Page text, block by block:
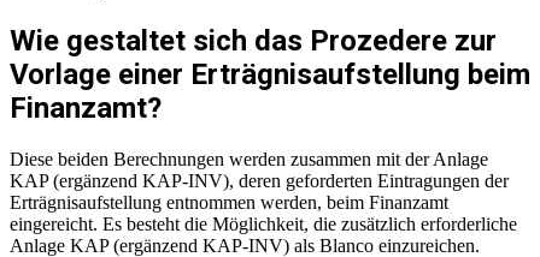
Wie gestaltet sich das Prozedere zur
Vorlage einer Erträgnisaufstellung beim
Finanzamt?
Diese beiden Berechnungen werden zusammen mit der Anlage
KAP (ergänzend KAP-INV), deren geforderten Eintragungen der
Erträgnisaufstellung entnommen werden, beim Finanzamt
eingereicht. Es besteht die Möglichkeit, die zusätzlich erforderliche
Anlage KAP (ergänzend KAP-INV) als Blanco einzureichen.